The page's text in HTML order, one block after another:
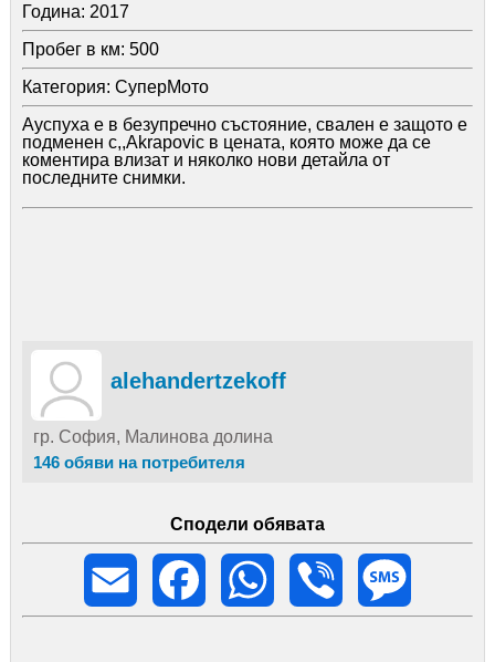
Година: 2017
Пробег в км: 500
Категория: СуперМото
Ауспуха е в безупречно състояние, свален е защото е
подменен с,,Akrapovic в цената, която може да се
коментира влизат и няколко нови детайла от
последните снимки.
alehandertzekoff
гр. София, Малинова долина
146 обяви на потребителя
Сподели обявата
Email
Facebook WhatsApp Viber